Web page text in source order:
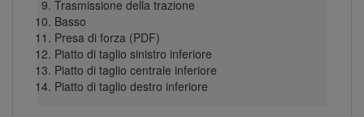
Trasmissione della trazione
Basso
Presa di forza (PDF)
Piatto di taglio sinistro inferiore
Piatto di taglio centrale inferiore
Piatto di taglio destro inferiore